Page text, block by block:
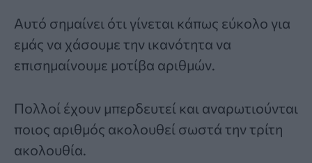
Αυτό σημαίνει ότι γίνεται κάπως εύκολο για
εμάς να χάσουμε την ικανότητα να
επισημαίνουμε μοτίβα αριθμών.
Πολλοί έχουν μπερδευτεί και αναρωτιούνται
ποιος αριθμός ακολουθεί σωστά την τρίτη
ακολουθία.